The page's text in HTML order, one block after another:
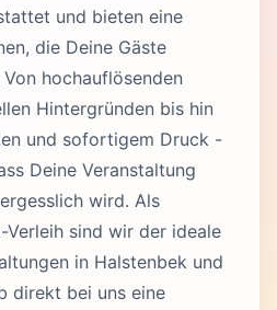
und bieten eine
die Deine Gäste
hochauflösenden
Hintergründen bis hin
und sofortigem Druck -
Deine Veranstaltung
wird. Als
sind wir der ideale
in Halstenbek und
direkt bei uns eine